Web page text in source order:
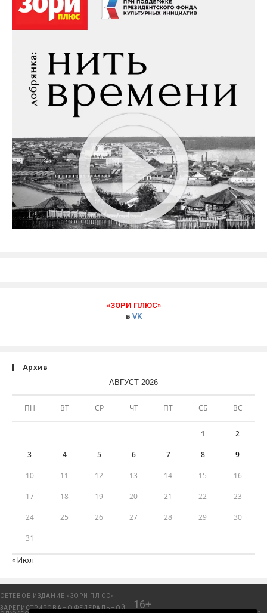
«ЗОРИ ПЛЮС»
в VK
Архив
АВГУСТ 2026
ПН ВТ СР ЧТ ПТ СБ ВС
1 2
3 4 5 6 7 8 9
10 11 12 13 14 15 16
17 18 19 20 21 22 23
24 25 26 27 28 29 30
31
« Июл
СЕТЕВОЕ ИЗДАНИЕ «ЗОРИ ПЛЮС»
ЗАРЕГИСТРИРОВАНО ФЕДЕРАЛЬНОЙ
16+